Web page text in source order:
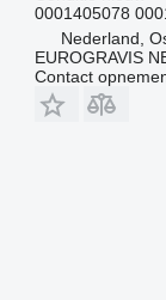
0001405078
Nederland,
EUROGRAVIS
Contact